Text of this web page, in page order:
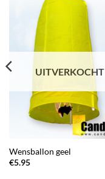
UITVERKOCHT
Wensballon geel
€5.95